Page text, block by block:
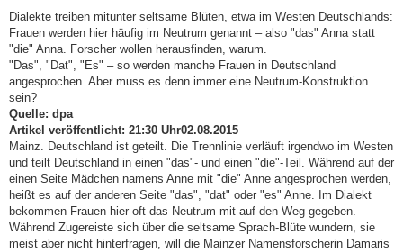
Dialekte treiben mitunter seltsame Blüten, etwa im Westen Deutschlands:
Frauen werden hier häufig im Neutrum genannt – also "das" Anna statt
"die" Anna. Forscher wollen herausfinden, warum.
"Das", "Dat", "Es" – so werden manche Frauen in Deutschland
angesprochen. Aber muss es denn immer eine Neutrum-Konstruktion
sein?
Quelle: dpa
Artikel veröffentlicht: 21:30 Uhr02.08.2015
Mainz. Deutschland ist geteilt. Die Trennlinie verläuft irgendwo im Westen
und teilt Deutschland in einen "das"- und einen "die"-Teil. Während auf der
einen Seite Mädchen namens Anne mit "die" Anne angesprochen werden,
heißt es auf der anderen Seite "das", "dat" oder "es" Anne. Im Dialekt
bekommen Frauen hier oft das Neutrum mit auf den Weg gegeben.
Während Zugereiste sich über die seltsame Sprach-Blüte wundern, sie
meist aber nicht hinterfragen, will die Mainzer Namensforscherin Damaris